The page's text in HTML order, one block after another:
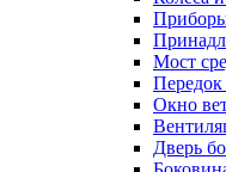
Мост
Окно
Дверь